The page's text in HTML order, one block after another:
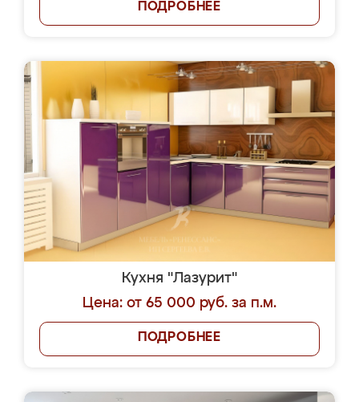
ПОДРОБНЕЕ
Кухня "Лазурит"
Цена: от 65 000 руб. за п.м.
ПОДРОБНЕЕ